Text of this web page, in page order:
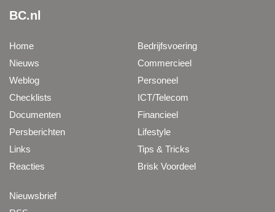
BC.nl
Home
Nieuws
Weblog
Checklists
Documenten
Persberichten
Links
Reacties
Bedrijfsvoering
Commercieel
Personeel
ICT/Telecom
Financieel
Lifestyle
Tips & Tricks
Brisk Voordeel
Nieuwsbrief